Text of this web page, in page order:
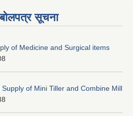
सूचना
of Medicine and Surgical items
of Mini Tiller and Combine Mill